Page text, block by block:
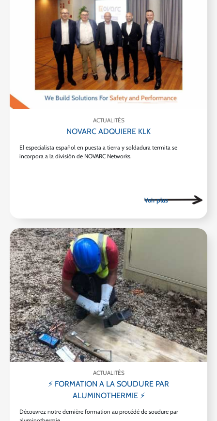
ACTUALITÉS
NOVARC ADQUIERE KLK
El especialista español en puesta a tierra y soldadura termita se
incorpora a la división de NOVARC Networks.
ACTUALITÉS
⚡ FORMATION A LA SOUDURE PAR
ALUMINOTHERMIE ⚡
Découvrez notre dernière formation au procédé de soudure par